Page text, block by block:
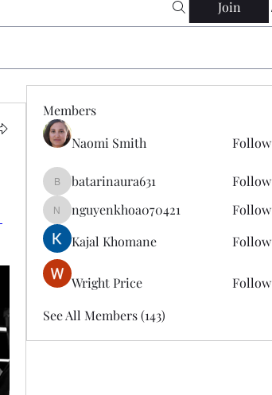
Join
Members
Naomi Smith
Follow
batarinaura631
batarinaura631 Follow
nguyenkhoa070421
nguyenkhoa070421
Follow
Kajal Khomane
Follow
Wright Price
Follow
See All Members (143)